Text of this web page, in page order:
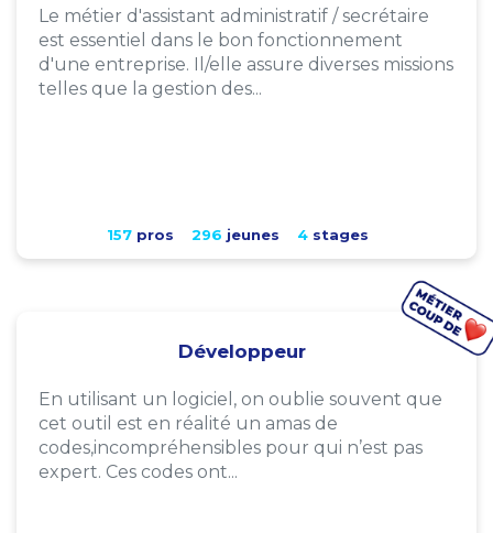
Le métier d'assistant administratif / secrétaire
est essentiel dans le bon fonctionnement
d'une entreprise. Il/elle assure diverses missions
telles que la gestion des...
157 pros 296 jeunes 4 stages
Développeur
En utilisant un logiciel, on oublie souvent que
cet outil est en réalité un amas de
codes,incompréhensibles pour qui n’est pas
expert. Ces codes ont...